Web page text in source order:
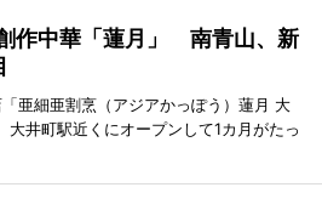
作中華「蓮月」 南青山、新
亜細亜割烹（アジアかっぽう）蓮月 大
大井町駅近くにオープンして1カ月がたっ